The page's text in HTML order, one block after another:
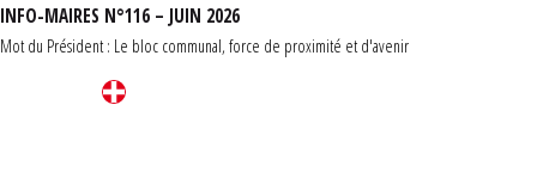
INFO-MAIRES N°116 – JUIN 2026
Mot du Président : Le bloc communal, force de proximité et d'avenir